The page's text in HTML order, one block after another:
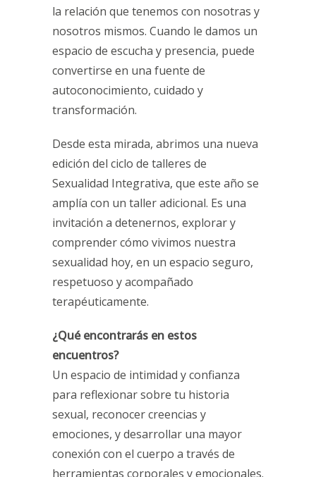
la relación que tenemos con nosotras y
nosotros mismos. Cuando le damos un
espacio de escucha y presencia, puede
convertirse en una fuente de
autoconocimiento, cuidado y
transformación.
Desde esta mirada, abrimos una nueva
edición del ciclo de talleres de
Sexualidad Integrativa, que este año se
amplía con un taller adicional. Es una
invitación a detenernos, explorar y
comprender cómo vivimos nuestra
sexualidad hoy, en un espacio seguro,
respetuoso y acompañado
terapéuticamente.
¿Qué encontrarás en estos
encuentros?
Un espacio de intimidad y confianza
para reflexionar sobre tu historia
sexual, reconocer creencias y
emociones, y desarrollar una mayor
conexión con el cuerpo a través de
herramientas corporales y emocionales.